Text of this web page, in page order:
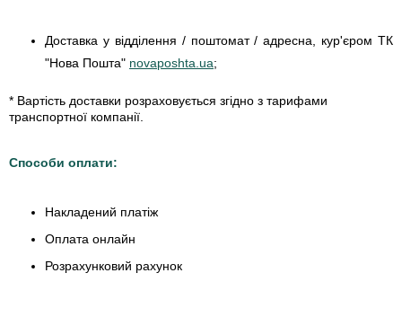
Доставка у відділення / поштомат / адресна, кур'єром ТК
"Нова Пошта" novaposhta.ua;
* Вартість доставки розраховується згідно з тарифами
транспортної компанії.
Способи оплати:
Накладений платіж
Оплата онлайн
Розрахунковий рахунок